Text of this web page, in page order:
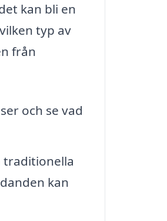
kan bli en
typ av
från
och se vad
traditionella
kan